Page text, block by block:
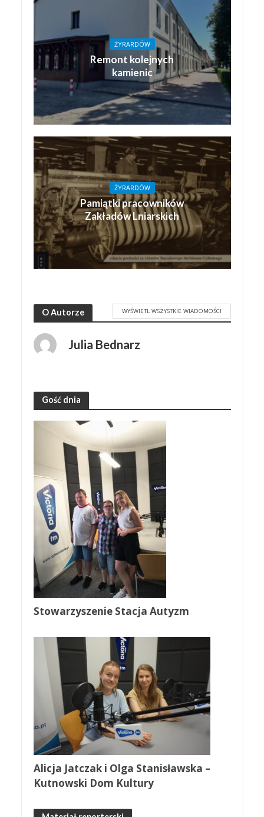
ŻYRARDÓW
Remont kolejnych
kamienic
ŻYRARDÓW
Pamiątki pracowników
Zakładów Lniarskich
O Autorze WYŚWIETL WSZYSTKIE WIADOMOŚCI
Julia Bednarz
Gość dnia
Stowarzyszenie Stacja Autyzm
Alicja Jatczak i Olga Stanisławska –
Kutnowski Dom Kultury